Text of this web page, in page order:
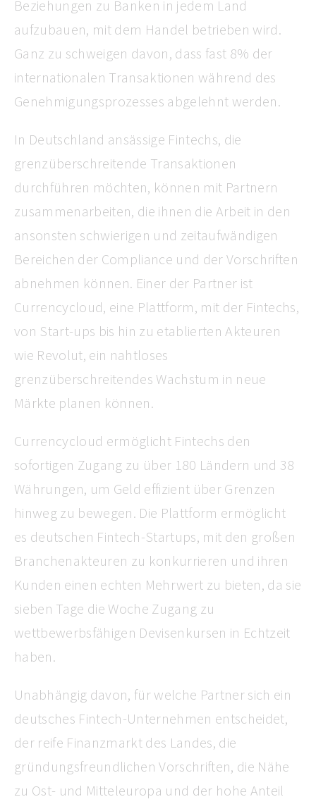
Beziehungen zu Banken in jedem Land
aufzubauen, mit dem Handel betrieben wird.
Ganz zu schweigen davon, dass fast 8% der
internationalen Transaktionen während des
Genehmigungsprozesses abgelehnt werden.
In Deutschland ansässige Fintechs, die
grenzüberschreitende Transaktionen
durchführen möchten, können mit Partnern
zusammenarbeiten, die ihnen die Arbeit in den
ansonsten schwierigen und zeitaufwändigen
Bereichen der Compliance und der Vorschriften
abnehmen können. Einer der Partner ist
Currencycloud, eine Plattform, mit der Fintechs,
von Start-ups bis hin zu etablierten Akteuren
wie Revolut, ein nahtloses
grenzüberschreitendes Wachstum in neue
Märkte planen können.
Currencycloud ermöglicht Fintechs den
sofortigen Zugang zu über 180 Ländern und 38
Währungen, um Geld effizient über Grenzen
hinweg zu bewegen. Die Plattform ermöglicht
es deutschen Fintech-Startups, mit den großen
Branchenakteuren zu konkurrieren und ihren
Kunden einen echten Mehrwert zu bieten, da sie
sieben Tage die Woche Zugang zu
wettbewerbsfähigen Devisenkursen in Echtzeit
haben.
Unabhängig davon, für welche Partner sich ein
deutsches Fintech-Unternehmen entscheidet,
der reife Finanzmarkt des Landes, die
gründungsfreundlichen Vorschriften, die Nähe
zu Ost- und Mitteleuropa und der hohe Anteil